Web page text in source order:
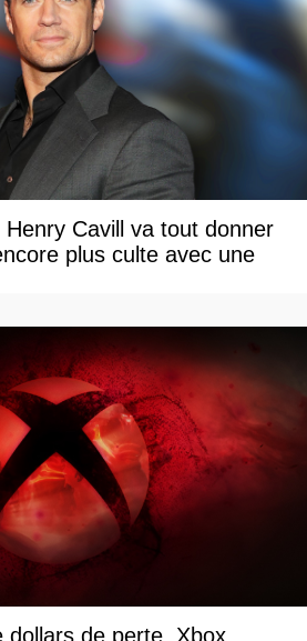
Cavill va tout donner
plus culte avec une
dollars de perte, Xbox